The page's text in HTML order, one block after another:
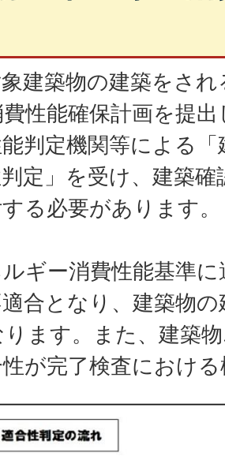
建築物の建築をさ
性能確保計画を提
判定機関等による
定」を受け、建築
る必要があります。
ギー消費性能基準
合となり、建築物
ます。また、建築
が完了検査におけ